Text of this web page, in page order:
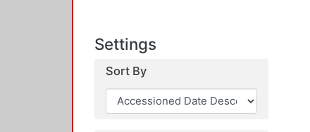
Settings
Sort By